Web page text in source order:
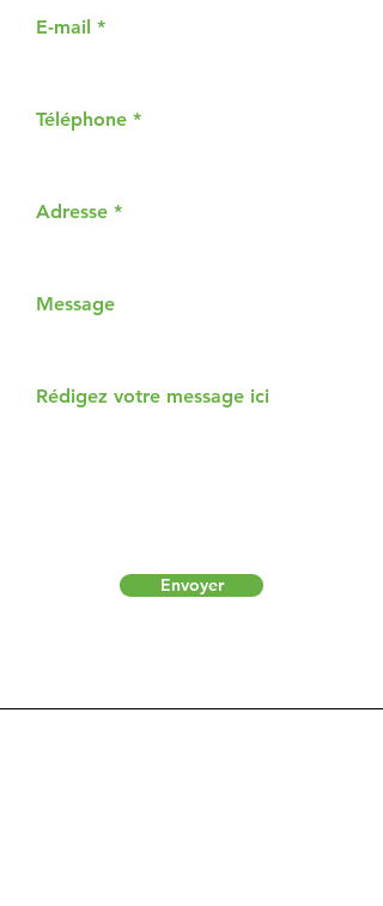
E-mail
Téléphone
Adresse
Message
Rédigez votre message ici
Envoyer